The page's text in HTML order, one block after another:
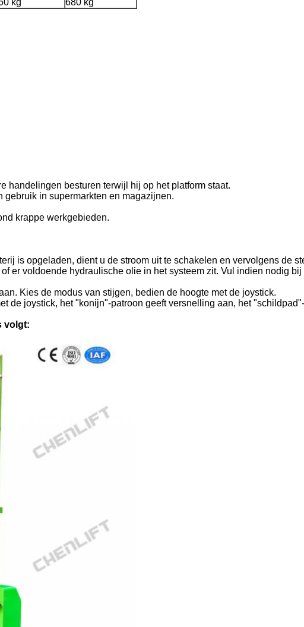
kg 680 kg
handelingen besturen terwijl hij op het platform staat.
in supermarkten en magazijnen.
krappe werkgebieden.
is opgeladen, dient u de stroom uit te schakelen en vervolgens de
er voldoende hydraulische olie in het systeem zit. Vul indien nodig
Kies de modus van stijgen, bedien de hoogte met de joystick.
de joystick, het "konijn"-patroon geeft versnelling aan, het
volgt: